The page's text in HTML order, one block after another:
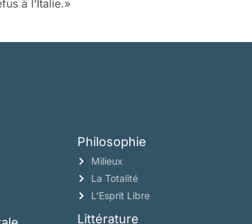
à l’Italie.»
Philosophie
Milieux
La Totalité
L’Esprit Libre
Littérature